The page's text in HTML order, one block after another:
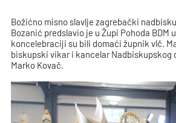
Božićno misno slavlje zagrebački
Bozanić predslavio je u Župi Pohoda BDM
koncelebraciji su bili domaći župnik vlč.
biskupski vikar i kancelar Nadbiskupskog
Marko Kovač.